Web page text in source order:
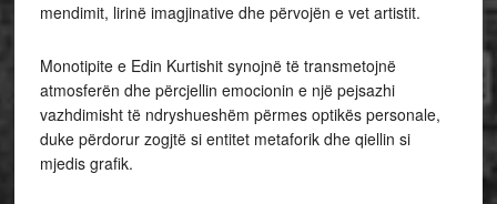
mendimit, lirinë imagjinative dhe përvojën e vet artistit.
Monotipite e Edin Kurtishit synojnë të transmetojnë
atmosferën dhe përcjellin emocionin e një pejsazhi
vazhdimisht të ndryshueshëm përmes optikës personale,
duke përdorur zogjtë si entitet metaforik dhe qiellin si
mjedis grafik.